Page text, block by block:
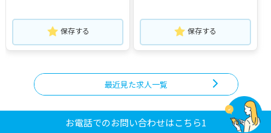
保存する 保存する
最近見た求人一覧
お電話でのお問い合わせはこちら1